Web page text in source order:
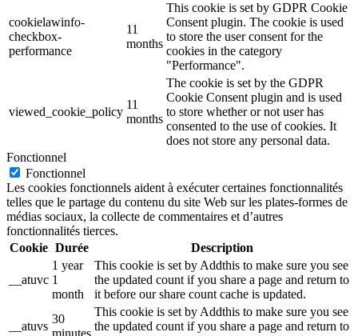
cookielawinfo-
checkbox-
performance
11
months
This cookie is set by GDPR Cookie
Consent plugin. The cookie is used
to store the user consent for the
cookies in the category
"Performance".
viewed_cookie_policy
11
months
The cookie is set by the GDPR
Cookie Consent plugin and is used
to store whether or not user has
consented to the use of cookies. It
does not store any personal data.
Fonctionnel
Fonctionnel
Les cookies fonctionnels aident à exécuter certaines fonctionnalités
telles que le partage du contenu du site Web sur les plates-formes de
médias sociaux, la collecte de commentaires et d’autres
fonctionnalités tierces.
Cookie Durée Description
__atuvc
1 year
1
month
This cookie is set by Addthis to make sure you see
the updated count if you share a page and return to
it before our share count cache is updated.
__atuvs
30
This cookie is set by Addthis to make sure you see
the updated count if you share a page and return to